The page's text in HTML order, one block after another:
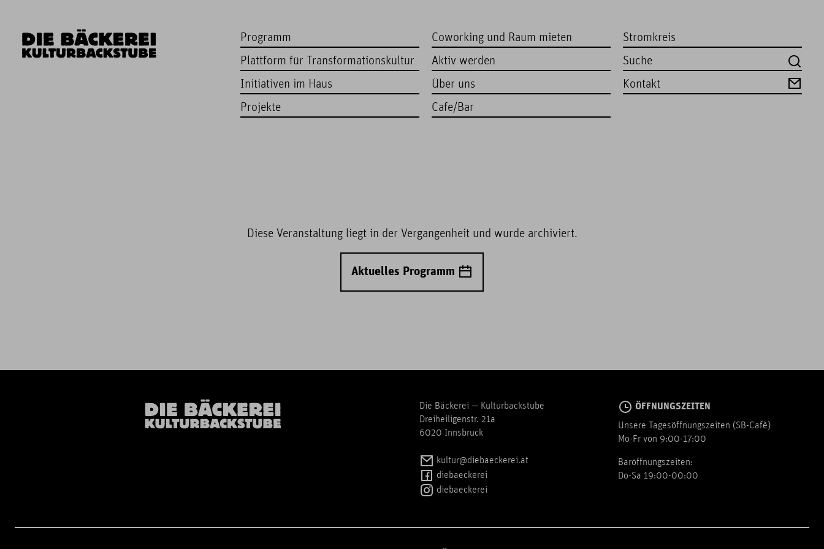
Programm
Plattform für Transformationskultur
Initiativen im Haus
Projekte
Coworking und Raum mieten
Aktiv werden
Über uns
Cafe/Bar
Stromkreis
Kontakt
Diese Veranstaltung liegt in der Vergangenheit und wurde archiviert.
Aktuelles Programm
Die Bäckerei — Kulturbackstube
Dreiheiligenstr. 21a
6020 Innsbruck
kultur@diebaeckerei.at
diebaeckerei
diebaeckerei
ÖFFNUNGSZEITEN
Unsere Tagesöffnungszeiten (SB-Cafè)
Mo-Fr von 9:00-17:00
Baröffnungszeiten:
Do-Sa 19:00-00:00